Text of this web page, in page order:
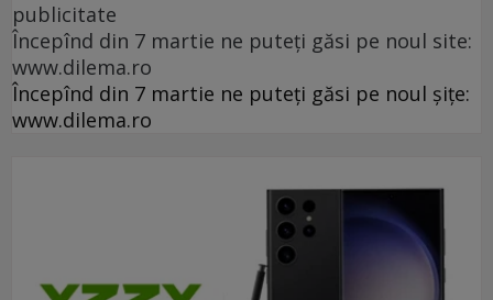
publicitate
Începînd din 7 martie ne puteți găsi pe noul site:
www.dilema.ro
Începînd din 7 martie ne puteți găsi pe noul șițe:
www.dilema.ro